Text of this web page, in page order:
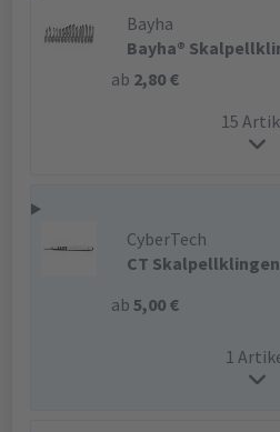
Bayha
Bayha®
ab 2,80 €
15
CyberTech
CT
ab 5,00 €
1